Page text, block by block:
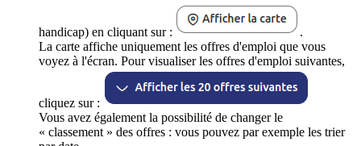
handicap) en cliquant sur :
.
La carte affiche uniquement les offres d'emploi que vous
voyez à l'écran. Pour visualiser les offres d'emploi suivantes,
cliquez sur :
Vous avez également la possibilité de changer le
« classement » des offres : vous pouvez par exemple les trier